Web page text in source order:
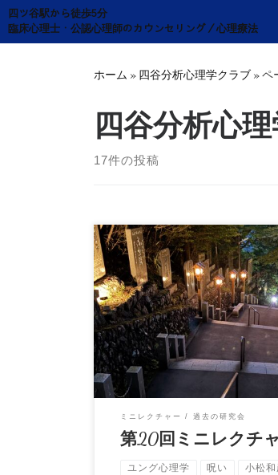
Skip
to
content
四ツ谷駅から徒歩5分
臨床心理士・公認心理師のカウンセリング／心理療法
ホーム » 四谷分析心理学クラブ »ペ
四谷分析心
17件の投稿
第20回ミニレクチャー 「呪い
師：宮澤淳滋日 時：2026年3月30
ミニレクチャー 過去の研究会
第20回ミニレクチ
ユング心理学 呪い 小松和